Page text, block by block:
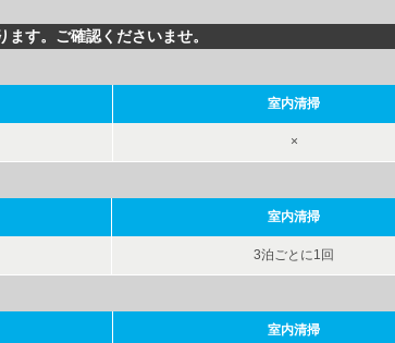
す。ご確認くださいませ。
室内清掃
×
室内清掃
3泊ごとに1回
室内清掃